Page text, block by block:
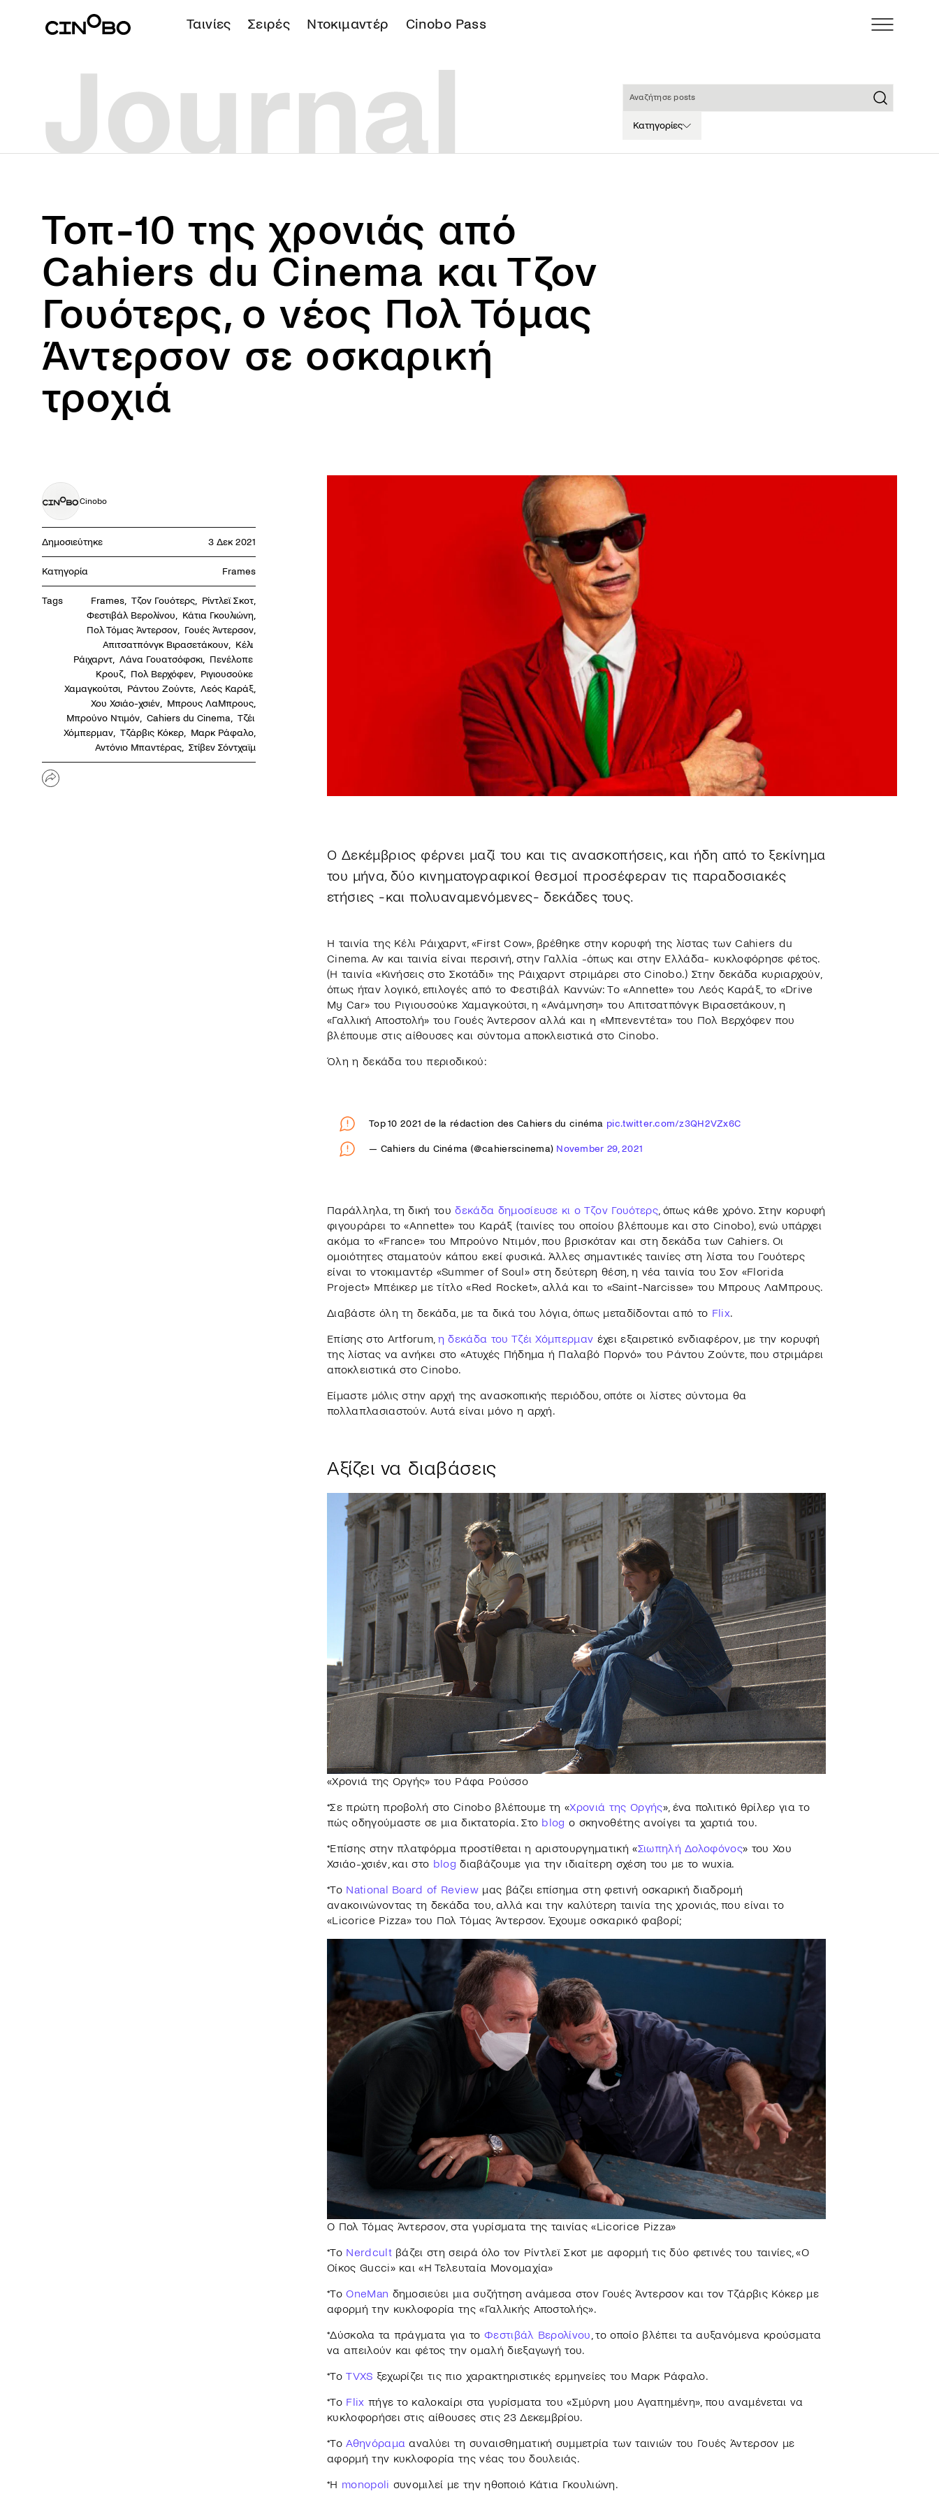
Ταινίες Σειρές Ντοκιμαντέρ Cinobo Pass
Κατηγορίες
Τοπ-10 της χρονιάς από
Cahiers du Cinema και Τζον
Γουότερς, ο νέος Πολ Τόμας
Άντερσον σε οσκαρική
τροχιά
Cinobo
Δημοσιεύτηκε 3 Δεκ 2021
Κατηγορία Frames
Tags Frames, Τζον Γουότερς, Ρίντλεϊ Σκοτ,
Φεστιβάλ Βερολίνου, Κάτια Γκουλιώνη,
Πολ Τόμας Άντερσον, Γουές Άντερσον,
Απιτσατπόνγκ Βιρασετάκουν, Κέλι
Ράιχαρντ, Λάνα Γουατσόφσκι, Πενέλοπε
Κρουζ, Πολ Βερχόφεν, Ριγιουσούκε
Χαμαγκούτσι, Ράντου Ζούντε, Λεός Καράξ,
Χου Χσιάο-χσιέν, Μπρους ΛαΜπρους,
Μπρούνο Ντιμόν, Cahiers du Cinema, Τζέι
Χόμπερμαν, Τζάρβις Κόκερ, Μαρκ Ράφαλο,
Αντόνιο Μπαντέρας, Στίβεν Σόντχαϊμ
Ο Δεκέμβριος φέρνει μαζί του και τις ανασκοπήσεις, και ήδη από το ξεκίνημα
του μήνα, δύο κινηματογραφικοί θεσμοί προσέφεραν τις παραδοσιακές
ετήσιες -και πολυαναμενόμενες- δεκάδες τους.
Η ταινία της Κέλι Ράιχαρντ, «First Cow», βρέθηκε στην κορυφή της λίστας των Cahiers du
Cinema. Αν και ταινία είναι περσινή, στην Γαλλία -όπως και στην Ελλάδα- κυκλοφόρησε φέτος.
(Η ταινία «Κινήσεις στο Σκοτάδι» της Ράιχαρντ στριμάρει στο Cinobo.) Στην δεκάδα κυριαρχούν,
όπως ήταν λογικό, επιλογές από το Φεστιβάλ Καννών: To «Annette» του Λεός Καράξ, το «Drive
My Car» του Ριγιουσούκε Χαμαγκούτσι, η «Ανάμνηση» του Απιτσατπόνγκ Βιρασετάκουν, η
«Γαλλική Αποστολή» του Γουές Άντερσον αλλά και η «Μπενεντέτα» του Πολ Βερχόφεν που
βλέπουμε στις αίθουσες και σύντομα αποκλειστικά στο Cinobo.
Όλη η δεκάδα του περιοδικού:
Top 10 2021 de la rédaction des Cahiers du cinéma pic.twitter.com/z3QH2VZx6C
— Cahiers du Cinéma (@cahierscinema) November 29, 2021
Παράλληλα, τη δική τουδεκάδα δημοσίευσε κι ο Τζον Γουότερς, όπως κάθε χρόνο. Στην κορυφή
φιγουράρει το «Annette» του Καράξ (ταινίες του οποίου βλέπουμε και στο Cinobo), ενώ υπάρχει
ακόμα το «France» του Μπρούνο Ντιμόν, που βρισκόταν και στη δεκάδα των Cahiers. Οι
ομοιότητες σταματούν κάπου εκεί φυσικά. Άλλες σημαντικές ταινίες στη λίστα του Γουότερς
είναι το ντοκιμαντέρ «Summer of Soul» στη δεύτερη θέση, η νέα ταινία του Σον «Florida
Project» Μπέικερ με τίτλο «Red Rocket», αλλά και το «Saint-Narcisse» του Μπρους ΛαΜπρους.
Διαβάστε όλη τη δεκάδα, με τα δικά του λόγια, όπως μεταδίδονται από το Flix.
Επίσης στο Artforum, η δεκάδα του Τζέι Χόμπερμαν έχει εξαιρετικό ενδιαφέρον, με την κορυφή
της λίστας να ανήκει στο «Ατυχές Πήδημα ή Παλαβό Πορνό» του Ράντου Ζούντε, που στριμάρει
αποκλειστικά στο Cinobo.
Είμαστε μόλις στην αρχή της ανασκοπικής περιόδου, οπότε οι λίστες σύντομα θα
πολλαπλασιαστούν. Αυτά είναι μόνο η αρχή.
Αξίζει να διαβάσεις
«Χρονιά της Οργής» του Ράφα Ρούσσο
*Σε πρώτη προβολή στο Cinobo βλέπουμε τη «Χρονιά της Οργής», ένα πολιτικό θρίλερ για το
πώς οδηγούμαστε σε μια δικτατορία. Στο blog ο σκηνοθέτης ανοίγει τα χαρτιά του.
*Επίσης στην πλατφόρμα προστίθεται η αριστουργηματική «Σιωπηλή Δολοφόνος» του Χου
Χσιάο-χσιέν, και στο blog διαβάζουμε για την ιδιαίτερη σχέση του με το wuxia.
*To National Board of Reviewμας βάζει επίσημα στη φετινή οσκαρική διαδρομή
ανακοινώνοντας τη δεκάδα του, αλλά και την καλύτερη ταινία της χρονιάς, που είναι το
«Licorice Pizza» του Πολ Τόμας Άντερσον. Έχουμε οσκαρικό φαβορί;
Ο Πολ Τόμας Άντερσον, στα γυρίσματα της ταινίας «Licorice Pizza»
*Το Nerdcultβάζει στη σειρά όλο τον Ρίντλεϊ Σκοτ με αφορμή τις δύο φετινές του ταινίες, «Ο
Οίκος Gucci» και «Η Τελευταία Μονομαχία»
*Το OneMan δημοσιεύει μια συζήτηση ανάμεσα στον Γουές Άντερσον και τον Τζάρβις Κόκερ με
αφορμή την κυκλοφορία της «Γαλλικής Αποστολής».
*Δύσκολα τα πράγματα για το Φεστιβάλ Βερολίνου , το οποίο βλέπει τα αυξανόμενα κρούσματα
να απειλούν και φέτος την ομαλή διεξαγωγή του.
*ΤοTVXS ξεχωρίζει τις πιο χαρακτηριστικές ερμηνείες του Μαρκ Ράφαλο.
*Το Flix πήγε το καλοκαίρι στα γυρίσματα του «Σμύρνη μου Αγαπημένη», που αναμένεται να
κυκλοφορήσει στις αίθουσες στις 23 Δεκεμβρίου.
*ΤοΑθηνόραμα αναλύει τη συναισθηματική συμμετρία των ταινιών του Γουές Άντερσον με
αφορμή την κυκλοφορία της νέας του δουλειάς.
*Η monopoli συνομιλεί με την ηθοποιό Κάτια Γκουλιώνη.